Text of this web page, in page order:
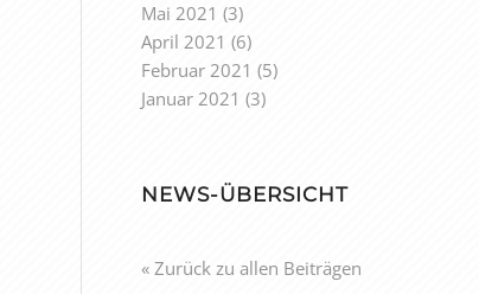
Mai 2021 (3)
April 2021 (6)
Februar 2021 (5)
Januar 2021 (3)
NEWS-ÜBERSICHT
« Zurück zu allen Beiträgen